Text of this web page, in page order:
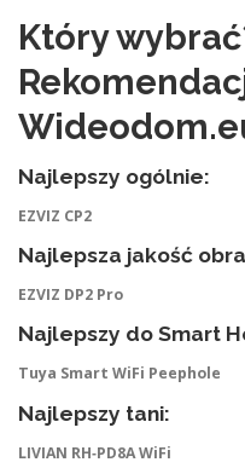
Który
Najlepszy ogólnie:
EZVIZ CP2
Najlepsza jakość
EZVIZ DP2 Pro
Najlepszy do Smart
Tuya Smart WiFi Peephole
Najlepszy tani:
LIVIAN RH‑PD8A WiFi